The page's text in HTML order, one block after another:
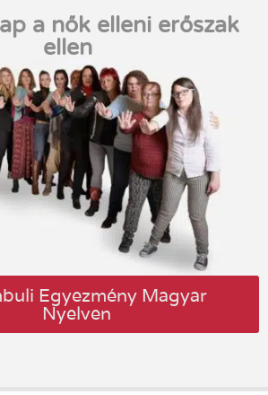
a nők elleni erőszak
ellen
Egyezmény Magyar
Nyelven